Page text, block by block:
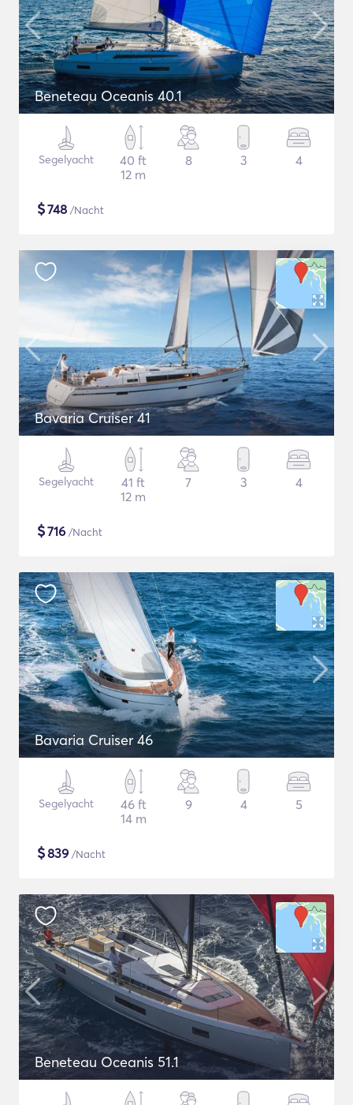
Beneteau Oceanis 40.1
Segelyacht
40 ft
12 m
8 3 4
$748 /Nacht
Bavaria Cruiser 41
Segelyacht
41 ft
12 m
7 3 4
$716 /Nacht
Bavaria Cruiser 46
Segelyacht
46 ft
14 m
9 4 5
$839 /Nacht
Beneteau Oceanis 51.1